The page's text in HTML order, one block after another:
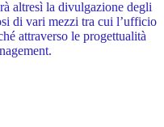
altresì la divulgazione degli
di vari mezzi tra cui l’ufficio
attraverso le progettualità